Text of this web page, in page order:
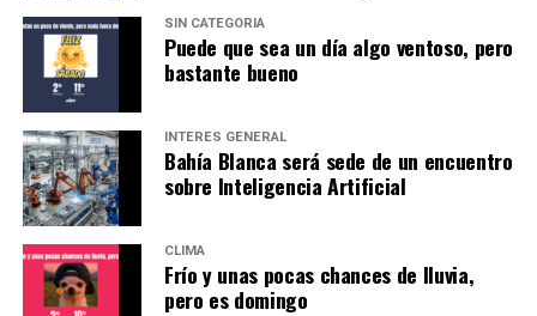
SIN CATEGORÍA
Puede que sea un día algo ventoso, pero
bastante bueno
INTERÉS GENERAL
Bahía Blanca será sede de un encuentro
sobre Inteligencia Artificial
CLIMA
Frío y unas pocas chances de lluvia,
pero es domingo